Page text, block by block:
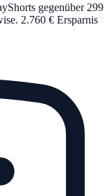
gegenüber 299
2.760 € Ersparnis